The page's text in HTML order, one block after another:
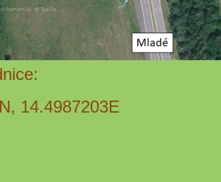
14.4987203E